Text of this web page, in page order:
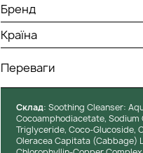
Бренд
Країна
Переваги
Cклад: Soothing Cleanser:
Cocoamphodiacetate,
Triglyceride, Coco-Glucoside,
Oleracea Capitata (Cabbage)